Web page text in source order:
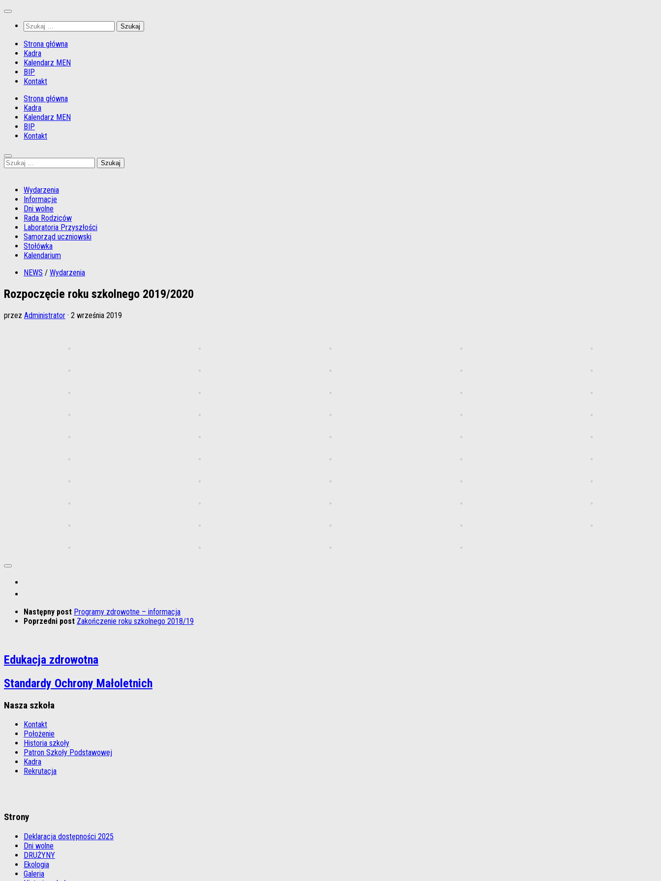
Przejdź
treści
Szukaj:
Strona główna
Kadra
Kalendarz MEN
BIP
Kontakt
Strona główna
Kadra
Kalendarz MEN
BIP
Kontakt
Szukaj:
Wydarzenia
Informacje
Dni wolne
Rada Rodziców
Laboratoria Przyszłości
Samorząd uczniowski
Stołówka
Kalendarium
NEWS / Wydarzenia
Rozpoczęcie roku szkolnego 2019/2020
przez Administrator · 2 września 2019
Następny post Programy zdrowotne – informacja
Poprzedni post Zakończenie roku szkolnego 2018/19
Edukacja zdrowotna
Standardy Ochrony Małoletnich
Nasza szkoła
Kontakt
Położenie
Historia szkoły
Patron Szkoły Podstawowej
Kadra
Rekrutacja
Strony
Deklaracja dostępności 2025
Dni wolne
DRUŻYNY
Ekologia
Galeria